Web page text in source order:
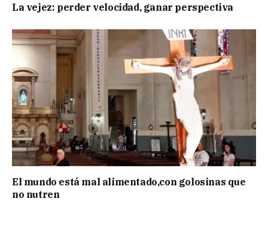
La vejez: perder velocidad, ganar perspectiva
El mundo está mal alimentado,con golosinas que
no nutren